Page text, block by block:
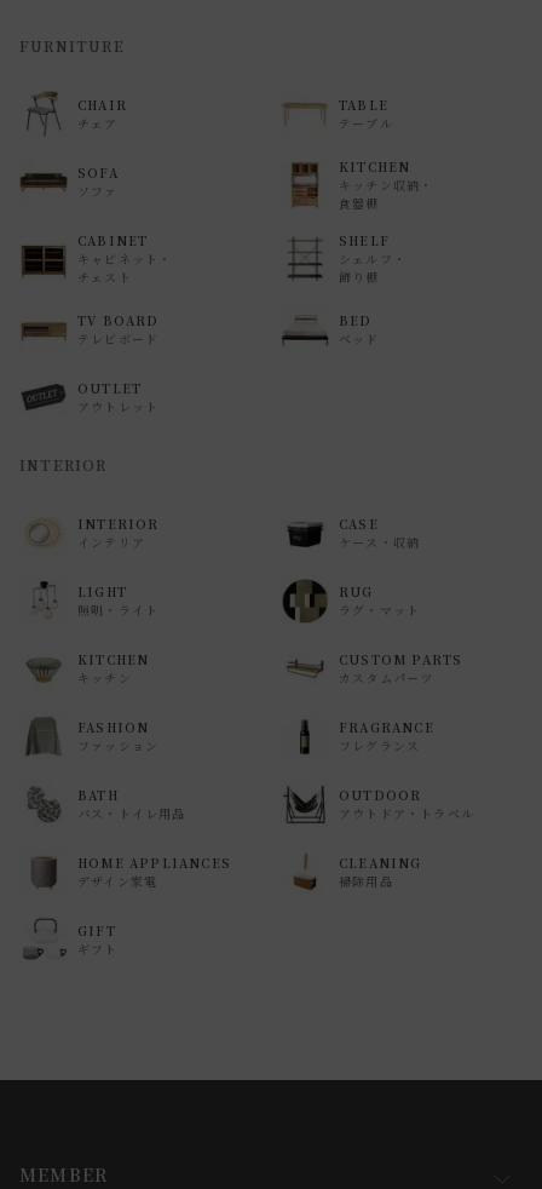
FURNITURE
CHAIR
チェア
TABLE
テーブル
SOFA
ソファ
KITCHEN
キッチン収納・
食器棚
CABINET
キャビネット・
チェスト
SHELF
シェルフ・
飾り棚
TV BOARD
テレビボード
BED
ベッド
OUTLET
アウトレット
INTERIOR
INTERIOR
インテリア
CASE
ケース・収納
LIGHT
照明・ライト
RUG
ラグ・マット
KITCHEN
キッチン
CUSTOM PARTS
カスタムパーツ
FASHION
ファッション
FRAGRANCE
フレグランス
BATH
バス・トイレ用品
OUTDOOR
アウトドア・トラベル
HOME APPLIANCES
デザイン家電
CLEANING
掃除用品
GIFT
ギフト
MEMBER